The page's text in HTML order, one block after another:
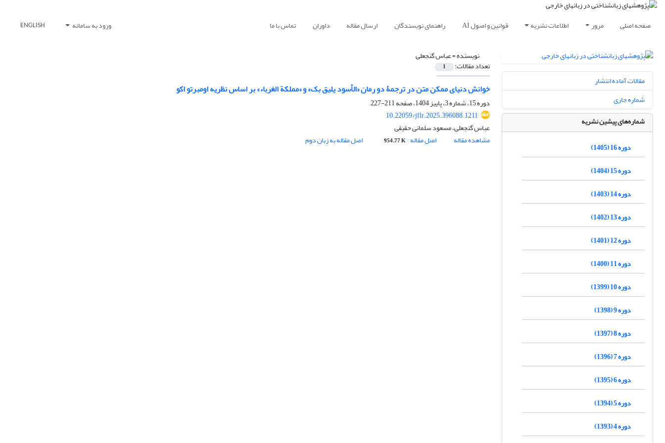
صفحه اصلی مرور اطلاعات نشریه قوانین و اصول AI راهنمای نویسندگان ارسال مقاله داوران تماس با ما ورود به سامانه ENGLISH
نویسنده =عباس گنجعلی
تعداد مقالات: 1
خوانش دنیای ممکن متن در ترجمۀ دو رمان «الأسود یلیق بک» و «مملکة الغرباء» بر اساس نظریه اومبرتو اکو
دوره 15، شماره 3، پاییز 1404، صفحه
211-227
10.22059/jflr.2025.396088.1211
عباس گنجعلی، مسعود سلمانی حقیقی
مشاهده مقاله
اصل مقاله 954.77 K اصل مقاله به زبان دوم
مقالات آماده انتشار
شماره جاری
شماره‌های پیشین نشریه
دوره 16 (1405)
دوره 15 (1404)
دوره 14 (1403)
دوره 13 (1402)
دوره 12 (1401)
دوره 11 (1400)
دوره 10 (1399)
دوره 9 (1398)
دوره 8 (1397)
دوره 7 (1396)
دوره 6 (1395)
دوره 5 (1394)
دوره 4 (1393)